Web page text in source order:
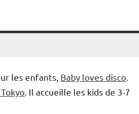
les enfants, Baby loves disco
. Il accueille les kids de 3-7